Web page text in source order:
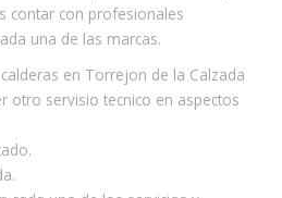
contar con profesionales
una de las marcas.
en Torrejon de la Calzada
otro servisio tecnico en aspectos